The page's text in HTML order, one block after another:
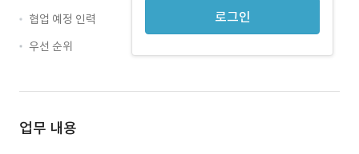
로그인
협업 예정 인력
우선 순위
업무 내용